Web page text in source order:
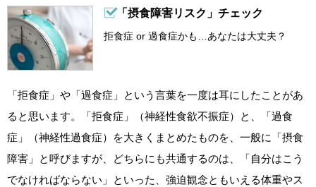
「摂食障害リスク」チェック
拒食症 or 過食症かも…あなたは大丈夫？
「拒食症」や「過食症」という言葉を一度は耳にしたことがあ
ると思います。「拒食症」（神経性食欲不振症）と、「過食
症」（神経性過食症）を大きくまとめたものを、一般に「摂食
障害」と呼びますが、どちらにも共通するのは、「自分はこう
でなければならない」といった、強迫観念ともいえる体重やス